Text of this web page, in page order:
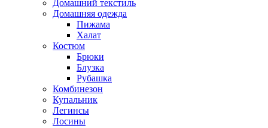
Домашний текстиль
Домашняя одежда
Пижама
Халат
Костюм
Брюки
Блузка
Рубашка
Комбинезон
Купальник
Легинсы
Лосины